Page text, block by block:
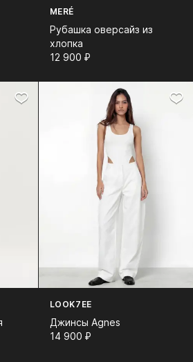
MERÉ
Рубашка оверсайз из
хлопка
12 900⁠ ⁠₽
LOOK7EE
Джинсы Agnes
14 900⁠ ⁠₽